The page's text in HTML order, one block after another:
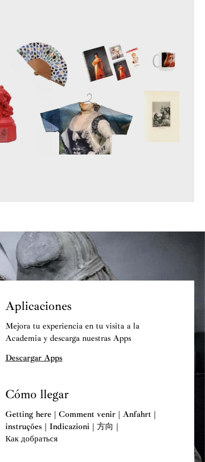
Aplicaciones
Mejora tu experiencia en tu visita a la
Academia y descarga nuestras Apps
Descargar Apps
Cómo llegar
Getting here | Comment venir | Anfahrt |
instruções | Indicazioni | 方向 |
Как добраться